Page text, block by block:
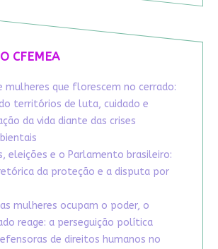
CFEMEA
mulheres que florescem no cerrado:
territórios de luta, cuidado e
da vida diante das crises
eleições e o Parlamento brasileiro:
da proteção e a disputa por
mulheres ocupam o poder, o
reage: a perseguição política
de direitos humanos no